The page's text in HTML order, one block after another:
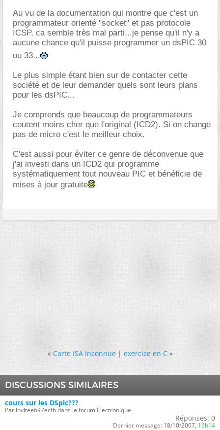
Au vu de la documentation qui montre que c'est un
programmateur orienté "socket" et pas protocole
ICSP, ca semble très mal parti...je pense qu'il n'y a
aucune chance qu'il puisse programmer un dsPIC 30
ou 33...
Le plus simple étant bien sur de contacter cette
société et de leur demander quels sont leurs plans
pour les dsPIC...
Je comprends que beaucoup de programmateurs
coutent moins cher que l'original (ICD2). Si on change
pas de micro c'est le meilleur choix.
C'est aussi pour éviter ce genre de déconvenue que
j'ai investi dans un ICD2 qui programme
systématiquement tout nouveau PIC et bénéficie de
mises à jour gratuite
« Carte ISA inconnue|exercice en C »
DISCUSSIONS SIMILAIRES
cours sur les DSpic???
Par invitee697ecfb dans le forum Électronique
Réponses: 0
Dernier message: 18/10/2007, 16h14